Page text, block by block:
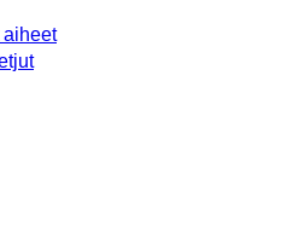
aiheet